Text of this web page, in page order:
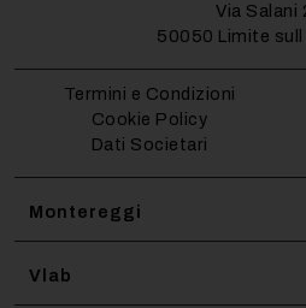
Via Salani
50050 Limite sull
Termini e Condizioni
Cookie Policy
Dati Societari
Montereggi
Vlab